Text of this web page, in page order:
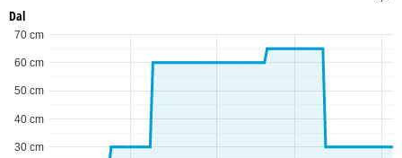
Dal
30 cm
40 cm
50 cm
60 cm
70 cm